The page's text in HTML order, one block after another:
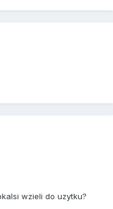
wzieli do uzytku?